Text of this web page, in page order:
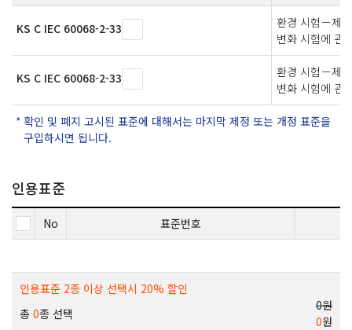
KS C IEC 60068-2-33
환경 시험－제2
변화 시험에 관
KS C IEC 60068-2-33
환경 시험－제2
변화 시험에 관
확인 및 폐지 고시된 표준에 대해서는 마지막 제정 또는 개정 표준을
구입하시면 됩니다.
인용표준
No 표준번호
인용표준 2종 이상 선택시 20% 할인
총 0종 선택
0원
0원